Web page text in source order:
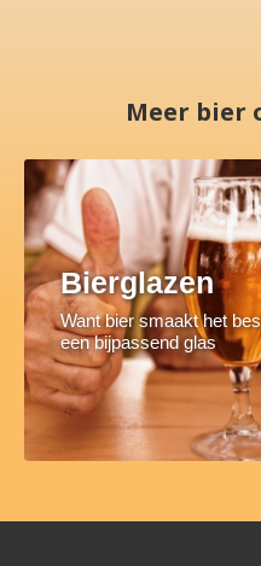
Meer bier
Bierglazen
Want bier smaakt het
een bijpassend glas